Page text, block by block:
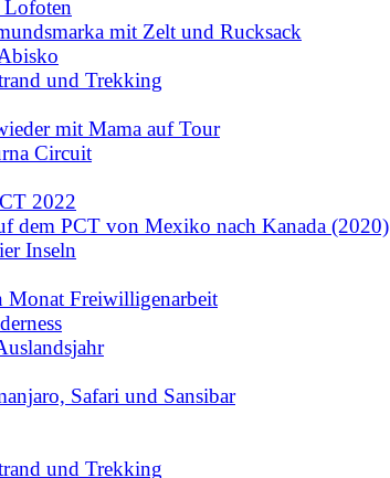
Lofoten
mit Zelt und Rucksack
und Trekking
mit Mama auf Tour
Circuit
2022
dem PCT von Mexiko nach Kanada (2020)
Inseln
Monat Freiwilligenarbeit
Safari und Sansibar
und Trekking